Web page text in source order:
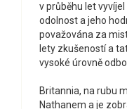
v průběhu let
odolnost a jeho
považována za
lety zkušeností a
vysoké úrovně
Britannia, na rubu
Nathanem a je